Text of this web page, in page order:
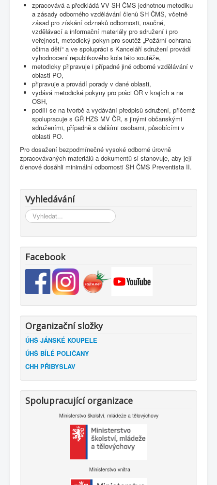
zpracovává a předkládá VV SH ČMS jednotnou metodiku
a zásady odborného vzdělávání členů SH ČMS, včetně
zásad pro získání odznaků odbornosti, naučné,
vzdělávací a informační materiály pro sdružení i pro
veřejnost, metodický pokyn pro soutěž „Požární ochrana
očima dětí“ a ve spolupráci s Kanceláří sdružení provádí
vyhodnocení republikového kola této soutěže,
metodicky připravuje i případné jiné odborné vzdělávání v
oblasti PO,
připravuje a provádí porady v dané oblasti,
vydává metodické pokyny pro práci OR v krajích a na
OSH,
podílí se na tvorbě a vydávání předpisů sdružení, přičemž
spolupracuje s GŘ HZS MV ČR, s jinými občanskými
sdruženími, případně s dalšími osobami, působícími v
oblasti PO.
Pro dosažení bezpodmínečné vysoké odborné úrovně
zpracovávaných materiálů a dokumentů si stanovuje, aby její
členové dosáhli minimální odbornosti SH ČMS Preventista II.
Vyhledávání
Vyhledávání...
Facebook
Organizační složky
ÚHŠ JÁNSKÉ KOUPELE
ÚHŠ BÍLÉ POLIČANY
CHH PŘIBYSLAV
Spolupracující organizace
Ministerstvo školství, mládeže a tělovýchovy
Ministerstvo vnitra